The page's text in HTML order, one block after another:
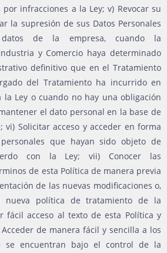
infracciones a la Ley; v) Revocar su
la supresión de sus Datos Personales
de la empresa, cuando la
y Comercio haya determinado
definitivo que en el Tratamiento
del Tratamiento ha incurrido en
la Ley o cuando no hay una obligación
el dato personal en la base de
vi) Solicitar acceso y acceder en forma
que hayan sido objeto de
con la Ley; vii) Conocer las
de esta Política de manera previa
de las nuevas modificaciones o,
política de tratamiento de la
fácil acceso al texto de esta Política y
de manera fácil y sencilla a los
se encuentran bajo el control de la